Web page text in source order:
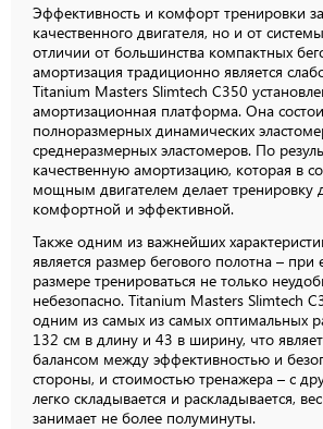
Эффективность и комфорт тренировки
качественного двигателя, но и от
отличии от большинства компактных
амортизация традиционно является
Titanium Masters Slimtech C350
амортизационная платформа. Она
полноразмерных динамических
среднеразмерных эластомеров. По
качественную амортизацию, которая в
мощным двигателем делает тренировку
комфортной и эффективной.
Также одним из важнейших
является размер бегового полотна –
размере тренироваться не только
небезопасно. Titanium Masters Slimtech
одним из самых из самых оптимальных
132 см в длину и 43 в ширину, что
балансом между эффективностью и
стороны, и стоимостью тренажера – с
легко складывается и раскладывается,
занимает не более полуминуты.